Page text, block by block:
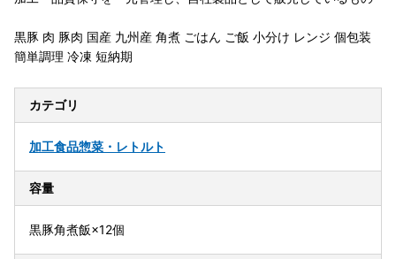
黒豚 肉 豚肉 国産 九州産 角煮 ごはん ご飯 小分け レンジ 個包装
簡単調理 冷凍 短納期
カテゴリ
加工食品惣菜・レトルト
容量
黒豚角煮飯×12個